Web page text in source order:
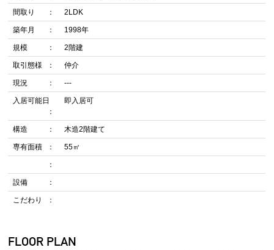
間取り 2LDK
築年月 1998年
規模 2階建
取引態様 仲介
現況 ---
入居可能日 即入居可
構造 木造2階建て
専有面積 55㎡
設備
こだわり
FLOOR PLAN